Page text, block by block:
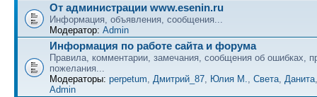
От администрации www.esenin.ru
Информация, объявления, сообщения...
Модератор: Admin
Информация по работе сайта и форума
Правила, комментарии, замечания, сообщения об ошибках,
пожелания...
Модераторы: perpetum, Дмитрий_87, Юлия М., Света, Данита
Admin